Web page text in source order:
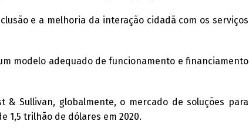
e a melhoria da interação cidadã com os serviços
modelo adequado de funcionamento e financiamento
& Sullivan, globalmente, o mercado de soluções para
de 1,5 trilhão de dólares em 2020.